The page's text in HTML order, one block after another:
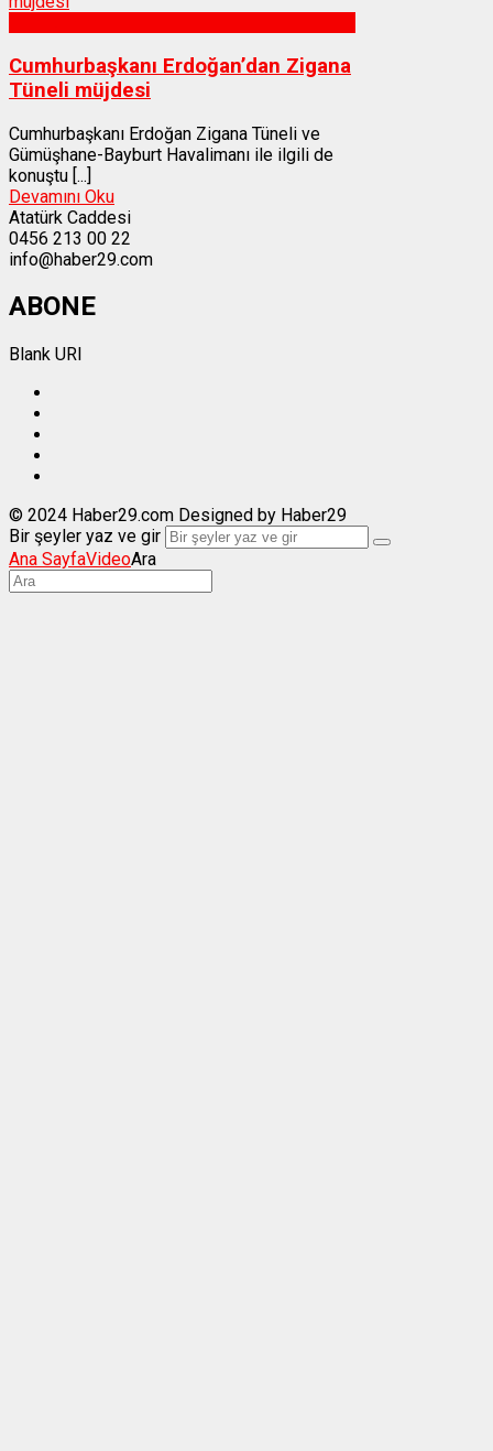
Cumhurbaşkanı Erdoğan’dan Zigana
Tüneli müjdesi
Cumhurbaşkanı Erdoğan Zigana Tüneli ve
Gümüşhane-Bayburt Havalimanı ile ilgili de
konuştu [...]
Devamını Oku
Atatürk Caddesi
0456 213 00 22
info@haber29.com
ABONE
Blank URI
© 2024 Haber29.com Designed by Haber29
Bir şeyler yaz ve gir
Ana SayfaVideoAra